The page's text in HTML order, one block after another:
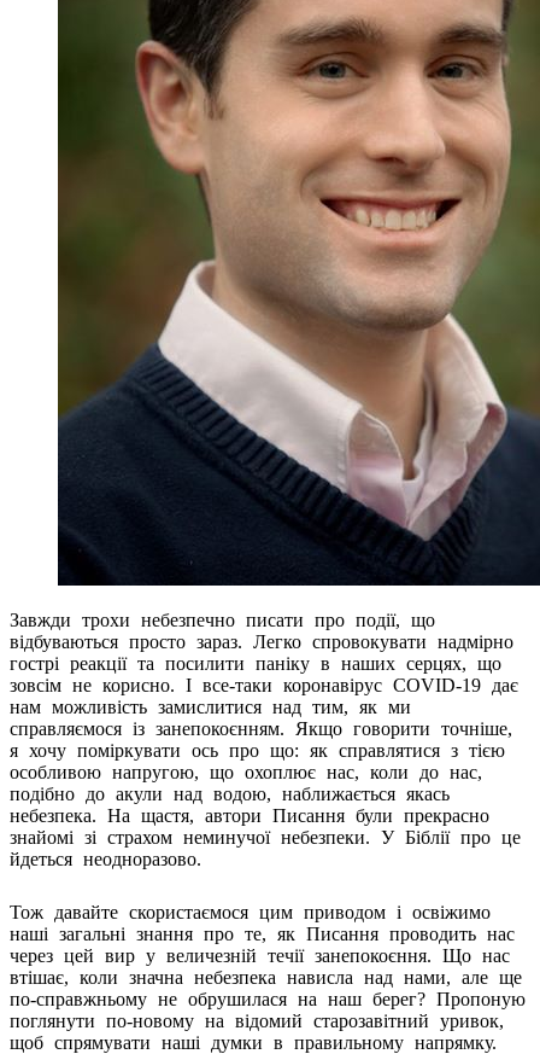
Завжди трохи небезпечно писати про події, що
відбуваються просто зараз. Легко спровокувати надмірно
гострі реакції та посилити паніку в наших серцях, що
зовсім не корисно. І все-таки коронавірус COVID-19 дає
нам можливість замислитися над тим, як ми
справляємося із занепокоєнням. Якщо говорити точніше,
я хочу поміркувати ось про що: як справлятися з тією
особливою напругою, що охоплює нас, коли до нас,
подібно до акули над водою, наближається якась
небезпека. На щастя, автори Писання були прекрасно
знайомі зі страхом неминучої небезпеки. У Біблії про це
йдеться неодноразово.
Тож давайте скористаємося цим приводом і освіжимо
наші загальні знання про те, як Писання проводить нас
через цей вир у величезній течії занепокоєння. Що нас
втішає, коли значна небезпека нависла над нами, але ще
по-справжньому не обрушилася на наш берег? Пропоную
поглянути по-новому на відомий старозавітний уривок,
щоб спрямувати наші думки в правильному напрямку.